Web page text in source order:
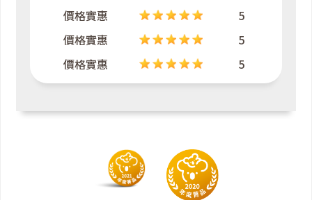
價格實惠
5
價格實惠
5
價格實惠
5